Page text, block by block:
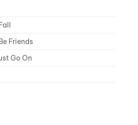
Friends
Go On